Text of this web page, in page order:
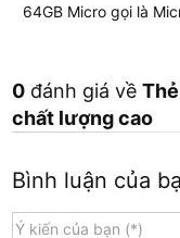
64GB Micro gọi là
0 đánh giá về
chất lượng cao
Bình luận của